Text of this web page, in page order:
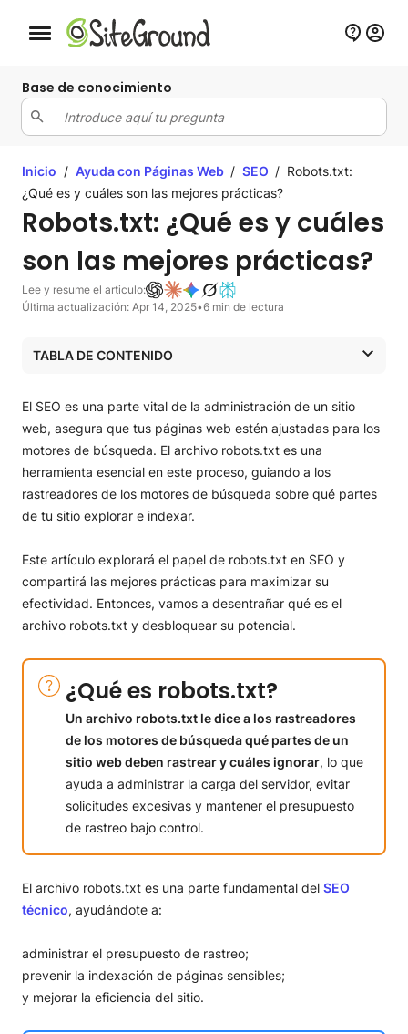
Botón de navegación móvil
Base de conocimiento
Inicio / Ayuda con Páginas Web / SEO / Robots.txt:
¿Qué es y cuáles son las mejores prácticas?
Robots.txt: ¿Qué es y cuáles
son las mejores prácticas?
Lee y resume el articulo:
Última actualización: Apr 14, 2025•6 min de lectura
TABLA DE CONTENIDO
¿Por qué es importante el archivo robots.txt para el SEO?
¿Cómo comprobar si tu sitio web tiene un archivo
robots.txt?
¿Cómo crear y acceder a robots.txt?
Robots.txt Sintaxis & Reglas
1. User-agent y administración de crawlers
2. Disallow
4. Crawl-delay
5. Inclusión de sitemap
Prácticas recomendadas para robots.txt
1. Evita bloquear páginas importantes
valor
3. Usa Wildcards y Pattern Matching de forma eficiente
4. Asegúrate de que tu archivo robots.txt es accesible
5. Usa robots.txt para optimizar el presupuesto de
rastreo
6. No utilices robots.txt para la protección de contenido
sensible
Conclusión
El SEO es una parte vital de la administración de un sitio
web, asegura que tus páginas web estén ajustadas para los
motores de búsqueda. El archivo robots.txt es una
herramienta esencial en este proceso, guiando a los
rastreadores de los motores de búsqueda sobre qué partes
de tu sitio explorar e indexar.
Este artículo explorará el papel de robots.txt en SEO y
compartirá las mejores prácticas para maximizar su
efectividad. Entonces, vamos a desentrañar qué es el
archivo robots.txt y desbloquear su potencial.
¿Qué es robots.txt?
Un archivo robots.txt le dice a los rastreadores
de los motores de búsqueda qué partes de un
sitio web deben rastrear y cuáles ignorar, lo que
ayuda a administrar la carga del servidor, evitar
solicitudes excesivas y mantener el presupuesto
de rastreo bajo control.
El archivo robots.txt es una parte fundamental del SEO
técnico, ayudándote a:
administrar el presupuesto de rastreo;
prevenir la indexación de páginas sensibles;
y mejorar la eficiencia del sitio.